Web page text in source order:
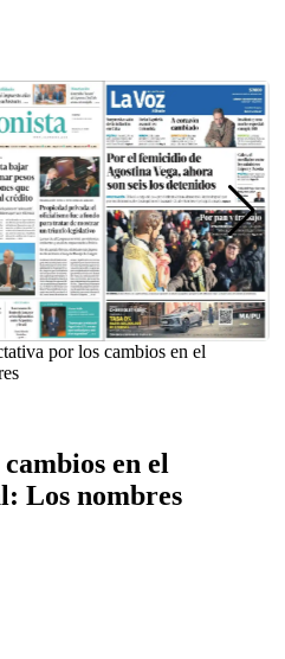
por los cambios en el
en el
Los nombres